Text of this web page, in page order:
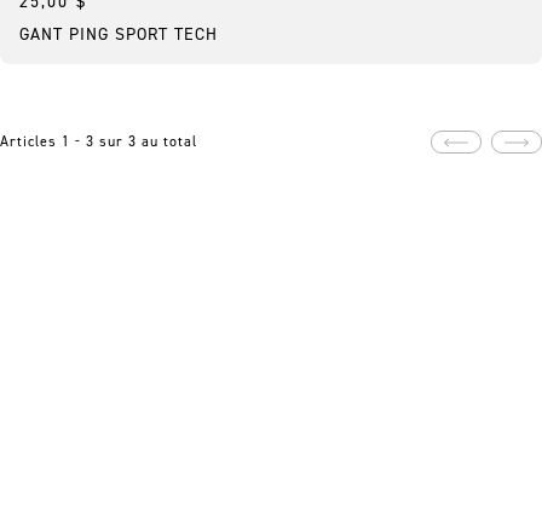
Meilleure vente
GANT PING SPORT TECH
Articles 1 - 3 sur 3 au total